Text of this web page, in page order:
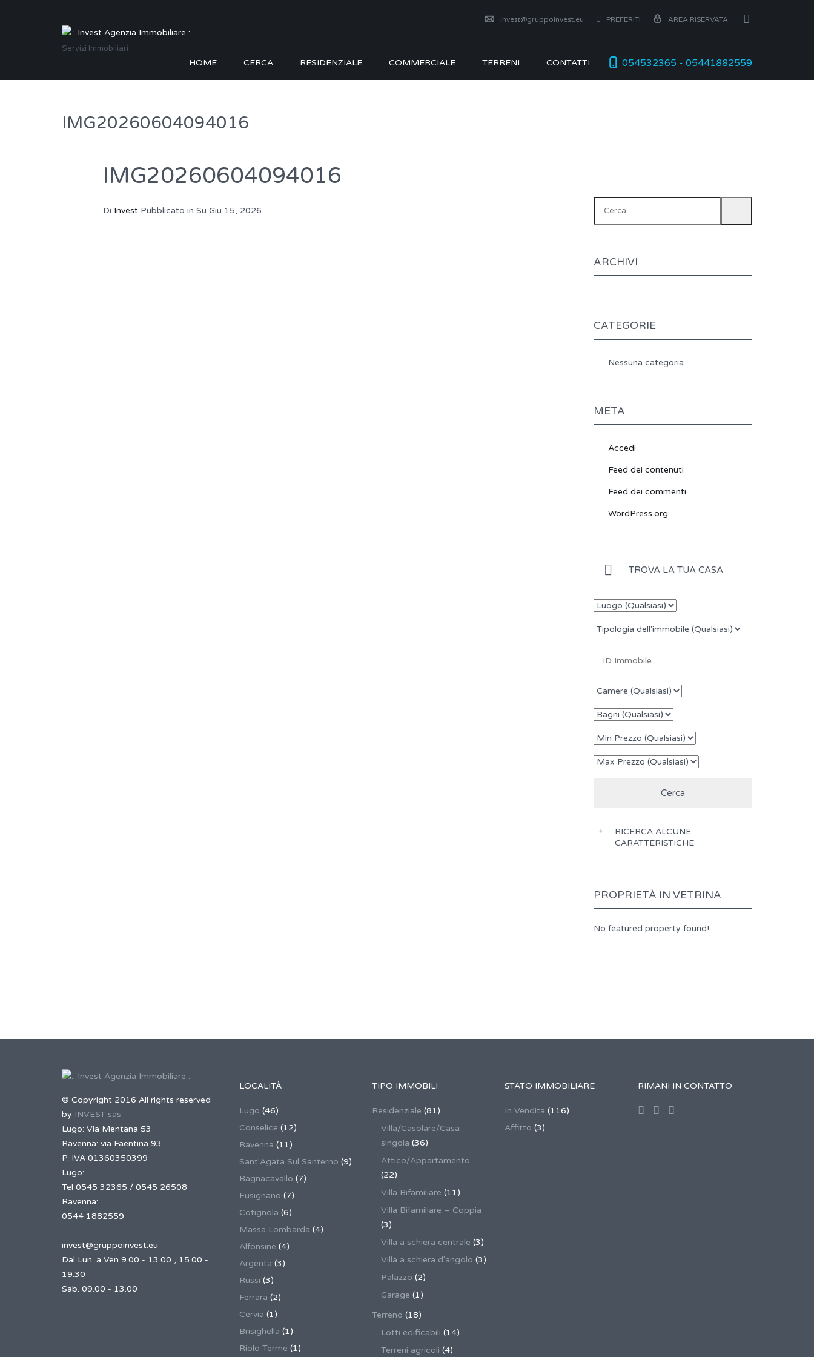
Servizi Immobiliari
invest@gruppoinvest.eu PREFERITI AREA RISERVATA
054532365 - 05441882559
HOME CERCA RESIDENZIALE COMMERCIALE TERRENI CONTATTI
IMG20260604094016
IMG20260604094016
Di Invest Pubblicato in Su Giu 15, 2026
ARCHIVI
CATEGORIE
Nessuna categoria
META
Accedi
Feed dei contenuti
Feed dei commenti
WordPress.org
TROVA LA TUA CASA
RICERCA ALCUNE
CARATTERISTICHE
PROPRIETÀ IN VETRINA
No featured property found!
© Copyright 2016 All rights reserved
by INVEST sas
Lugo: Via Mentana 53
Ravenna: via Faentina 93
P. IVA 01360350399
Lugo:
Tel 0545 32365 / 0545 26508
Ravenna:
0544 1882559
invest@gruppoinvest.eu
Dal Lun. a Ven 9.00 - 13.00 , 15.00 -
19.30
Sab. 09.00 - 13.00
LOCALITÀ
Lugo (46)
Conselice (12)
Ravenna (11)
Sant'Agata Sul Santerno (9)
Bagnacavallo (7)
Fusignano (7)
Cotignola (6)
Massa Lombarda (4)
Alfonsine (4)
Argenta (3)
Russi (3)
Ferrara (2)
Cervia (1)
Brisighella (1)
Riolo Terme (1)
TIPO IMMOBILI
Residenziale (81)
Villa/Casolare/Casa
singola (36)
Attico/Appartamento
(22)
Villa Bifamiliare (11)
Villa Bifamiliare – Coppia
(3)
Villa a schiera centrale (3)
Villa a schiera d'angolo (3)
Palazzo (2)
Garage (1)
Terreno (18)
Lotti edificabili (14)
Terreni agricoli (4)
STATO IMMOBILIARE
In Vendita (116)
Affitto (3)
RIMANI IN CONTATTO